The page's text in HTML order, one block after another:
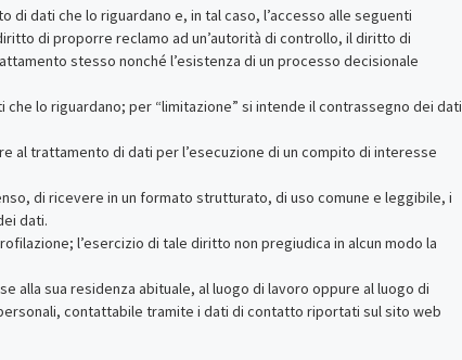
dati che lo riguardano e, in tal caso, l’accesso alle seguenti
di proporre reclamo ad un’autorità di controllo, il diritto di
stesso nonché l’esistenza di un processo decisionale
lo riguardano; per “limitazione” si intende il contrassegno dei dati
al trattamento di dati per l’esecuzione di un compito di interesse
di ricevere in un formato strutturato, di uso comune e leggibile, i
dati.
l’esercizio di tale diritto non pregiudica in alcun modo la
alla sua residenza abituale, al luogo di lavoro oppure al luogo di
contattabile tramite i dati di contatto riportati sul sito web